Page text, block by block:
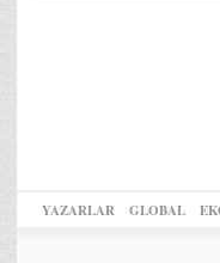
YAZARLAR GLOBAL